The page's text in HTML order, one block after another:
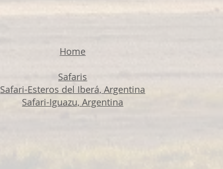
Home
Safaris
Safari-Esteros del Iberá, Argentina
Safari-Iguazu, Argentina